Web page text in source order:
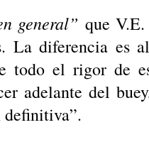
general” que
La diferencia es
todo el rigor de
adelante del
definitiva”.